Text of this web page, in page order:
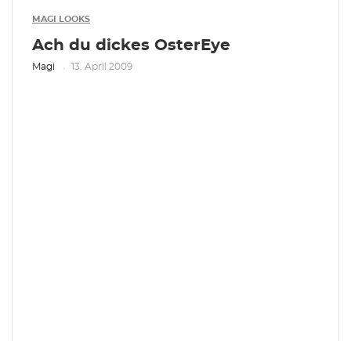
MAGI LOOKS
Ach du dickes OsterEye
Magi 13. April 2009